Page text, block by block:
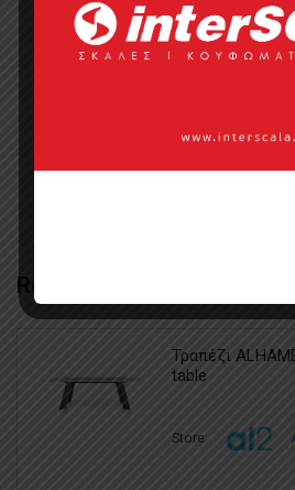
Categories:Έπιπλα,
κονσόλες ξύλινες
αποθήκευσης
Related Products
Τραπέζι
table
Store: